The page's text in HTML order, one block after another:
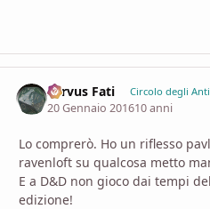
Servus Fati Circolo degli
20 Gennaio 201610 anni
Lo comprerò. Ho un riflesso
ravenloft su qualcosa metto
E a D&D non gioco dai tempi
edizione!